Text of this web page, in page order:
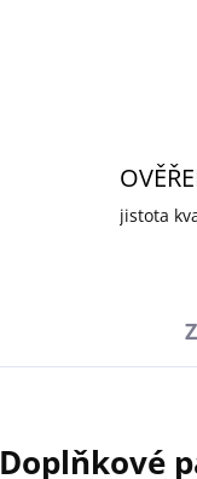
jistota
Doplňkové